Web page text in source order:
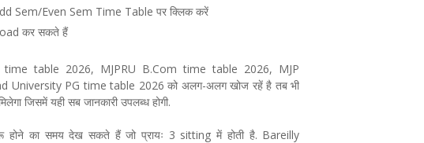
Sem/Even Sem Time Table पर क्लिक करें
कर सकते हैं
time table 2026, MJPRU B.Com time table 2026, MJP
University PG time table 2026 को अलग-अलग खोज रहें है तब भी
जिसमें यही सब जानकारी उपलब्ध होगी.
का समय देख सकते हैं जो प्रायः 3 sitting में होती है. Bareilly